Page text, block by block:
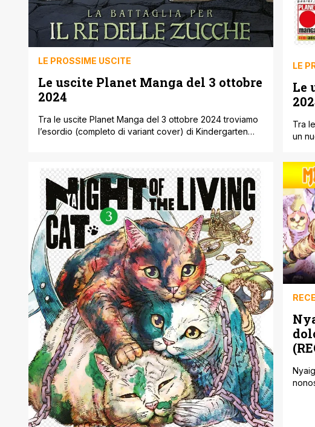
LE PROSSIME USCITE
Le uscite Planet Manga del 3 ottobre
2024
Tra le uscite Planet Manga del 3 ottobre 2024 troviamo
l’esordio (completo di variant cover) di Kindergarten
finale di Akame Ga Kill!, arriva un nuovo volume di
Nyaight of the Living Cat e, giusto per la stagione di [']
LE
Le
Tra
un
che
gli